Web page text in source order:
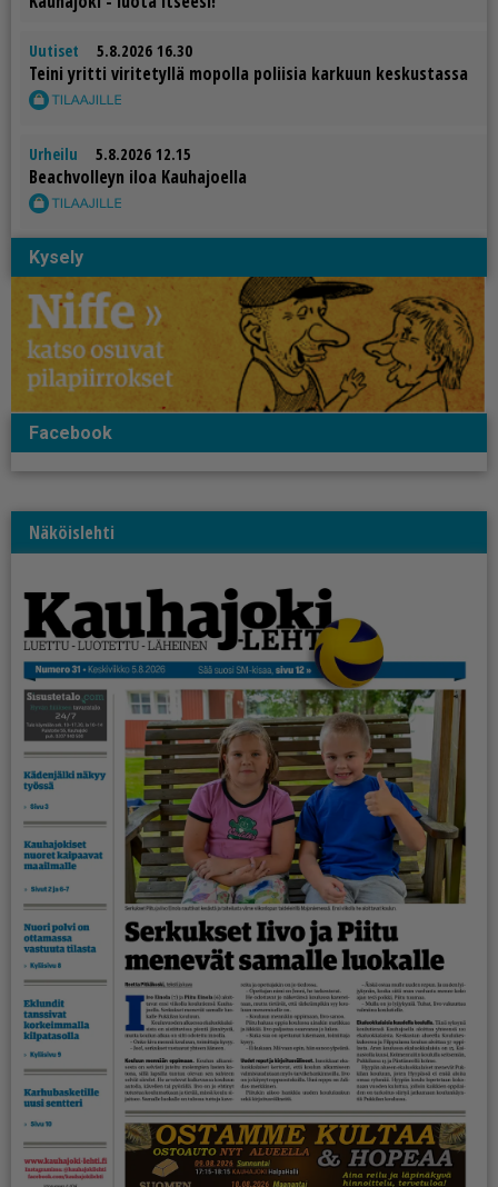
Uutiset 5.8.2026 16.30
Tei­ni yrit­ti vi­ri­te­tyl­lä mo­pol­la po­lii­sia kar­kuun kes­kus­tas­sa
Urheilu 5.8.2026 12.15
Be­ach­vol­leyn iloa Kau­ha­jo­el­la
Kysely
Facebook
Näköislehti